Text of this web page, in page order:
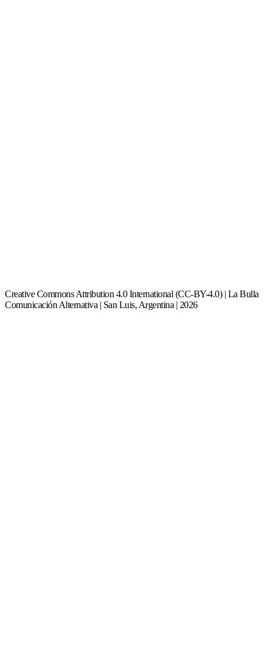
Creative Commons Attribution 4.0 International (CC-BY-4.0) | La Bulla
Comunicación Alternativa | San Luis, Argentina | 2026